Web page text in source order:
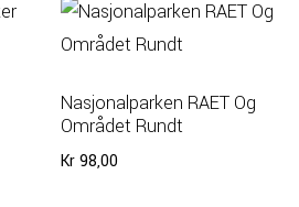
Nasjonalparken RAET Og
Området Rundt
Kr 98,00